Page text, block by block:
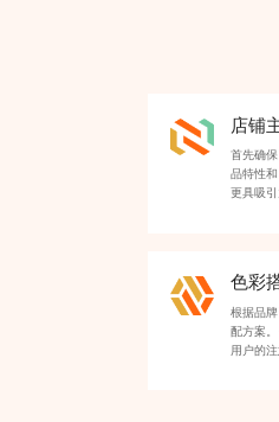
店铺
首先确
品特性
更具吸引
色彩
根据品
配方案
用户的注